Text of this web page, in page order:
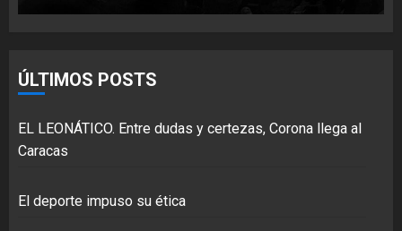
ÚLTIMOS POSTS
EL LEONÁTICO. Entre dudas y certezas, Corona llega al
Caracas
El deporte impuso su ética